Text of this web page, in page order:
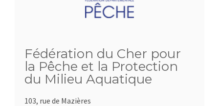
Fédération du Cher pour
la Pêche et la Protection
du Milieu Aquatique
103, rue de Mazières